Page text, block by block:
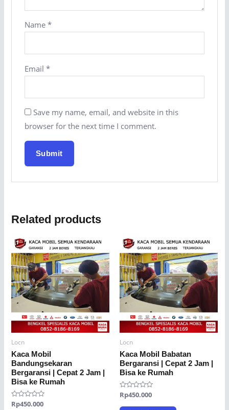
Name *
Email *
Save my name, email, and website in this
browser for the next time I comment.
Related products
Locn
Kaca Mobil
Bandungsekaran
Bergaransi | Cepat 2 Jam |
Bisa ke Rumah
Rated
Rp450.000
Locn
Kaca Mobil Babatan
Bergaransi | Cepat 2 Jam |
Bisa ke Rumah
Rated
out
Rp450.000